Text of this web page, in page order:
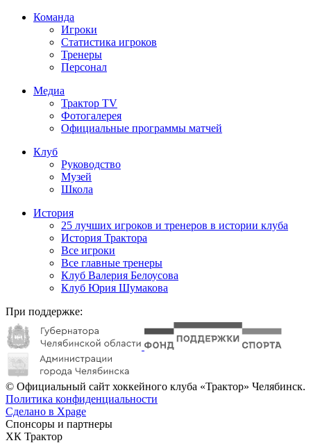
Команда
Игроки
Статистика игроков
Тренеры
Персонал
Медиа
Трактор TV
Фотогалерея
Официальные программы матчей
Клуб
Руководство
Музей
Школа
История
25 лучших игроков и тренеров в истории клуба
История Трактора
Все игроки
Все главные тренеры
Клуб Валерия Белоусова
Клуб Юрия Шумакова
При поддержке:
© Официальный сайт хоккейного клуба «Трактор» Челябинск.
Политика конфиденциальности
Сделано в Xpage
Спонсоры и партнеры
ХК Трактор